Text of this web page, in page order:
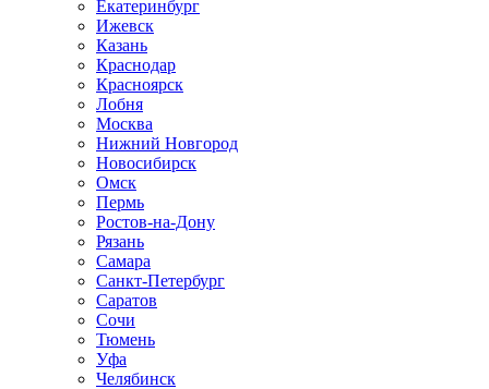
Екатеринбург
Ижевск
Казань
Краснодар
Красноярск
Лобня
Москва
Нижний Новгород
Новосибирск
Омск
Пермь
Ростов-на-Дону
Рязань
Самара
Санкт-Петербург
Саратов
Сочи
Тюмень
Уфа
Челябинск